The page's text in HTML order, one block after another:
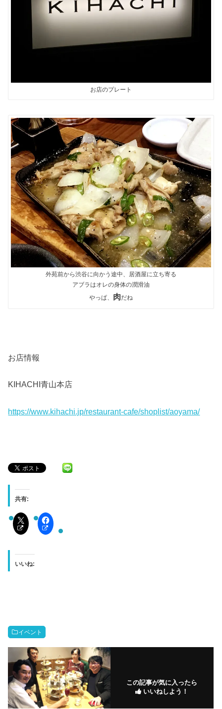
お店のプレート
外苑前から渋谷に向かう途中、居酒屋に立ち寄る
アブラはオレの身体の潤滑油
やっぱ、 肉だね
お店情報
KIHACHI青山本店
https://www.kihachi.jp/restaurant-cafe/shoplist/aoyama/
共有:
いいね:
イベント
この記事が気に入ったら
いいねしよう！